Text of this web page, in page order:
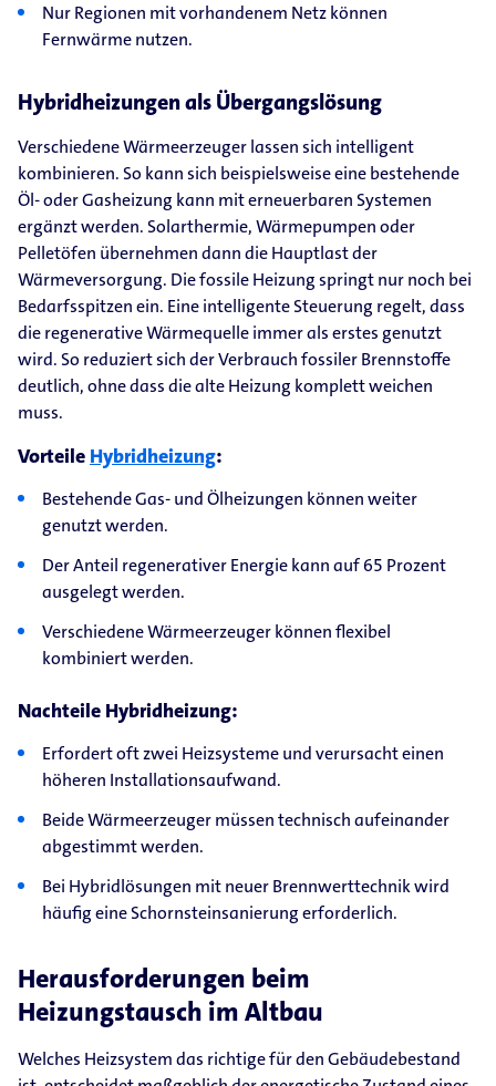
Nur Regionen mit vorhandenem Netz können
Fernwärme nutzen.
Hybridheizungen als Übergangslösung
Verschiedene Wärmeerzeuger lassen sich intelligent
kombinieren. So kann sich beispielsweise eine bestehende
Öl- oder Gasheizung kann mit erneuerbaren Systemen
ergänzt werden. Solarthermie, Wärmepumpen oder
Pelletöfen übernehmen dann die Hauptlast der
Wärmeversorgung. Die fossile Heizung springt nur noch bei
Bedarfsspitzen ein. Eine intelligente Steuerung regelt, dass
die regenerative Wärmequelle immer als erstes genutzt
wird. So reduziert sich der Verbrauch fossiler Brennstoffe
deutlich, ohne dass die alte Heizung komplett weichen
muss.
Vorteile Hybridheizung:
Bestehende Gas- und Ölheizungen können weiter
genutzt werden.
Der Anteil regenerativer Energie kann auf 65 Prozent
ausgelegt werden.
Verschiedene Wärmeerzeuger können flexibel
kombiniert werden.
Nachteile Hybridheizung:
Erfordert oft zwei Heizsysteme und verursacht einen
höheren Installationsaufwand.
Beide Wärmeerzeuger müssen technisch aufeinander
abgestimmt werden.
Bei Hybridlösungen mit neuer Brennwerttechnik wird
häufig eine Schornsteinsanierung erforderlich.
Herausforderungen beim
Heizungstausch im Altbau
Welches Heizsystem das richtige für den Gebäudebestand